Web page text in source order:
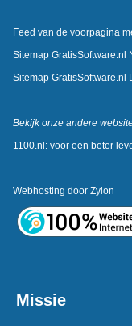
Feed van de voorpagina
Sitemap GratisSoftware.nl
Sitemap GratisSoftware.nl
Bekijk onze andere
1100.nl: voor een beter
Webhosting door Zylon
Missie